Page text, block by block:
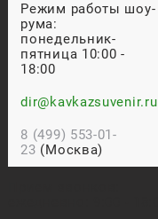
Режим работы шоу-
рума:
понедельник-
пятница 10:00 -
18:00
dir@kavkazsuvenir.ru
8 (499) 553-01-
23 (Москва)